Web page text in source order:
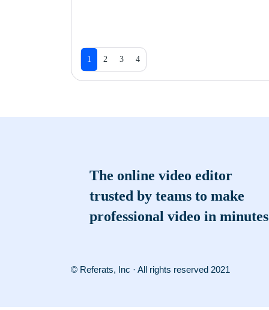
1 2 3 4
The online video editor
trusted by teams to make
professional video in minutes
© Referats, Inc · All rights reserved 2021